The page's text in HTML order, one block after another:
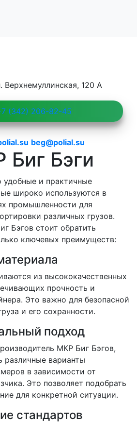
Верхнемуллинская, 120 А
(342) 206-82-45
beg@polial.su
Биг Бэги
и практичные
широко используются в
промышленности для
различных грузов.
Бэгов стоит обратить
ключевых преимуществ:
из высококачественных
прочность и
Это важно для безопасной
и его сохранности.
подход
МКР Биг Бэгов,
варианты
в зависимости от
Это позволяет подобрать
для конкретной ситуации.
стандартов